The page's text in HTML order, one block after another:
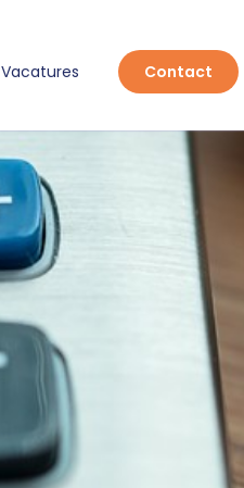
Vacatures Contact